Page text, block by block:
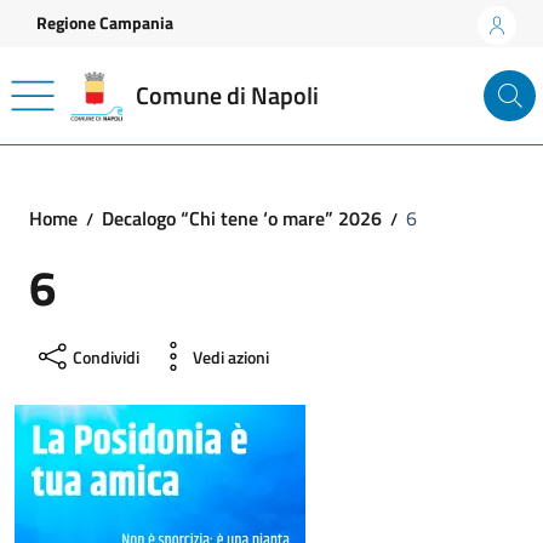
Vai ai contenuti
Vai al footer
Regione Campania
Comune di Napoli
Home Decalogo “Chi tene ‘o mare” 2026 6
6
Condividi Vedi azioni